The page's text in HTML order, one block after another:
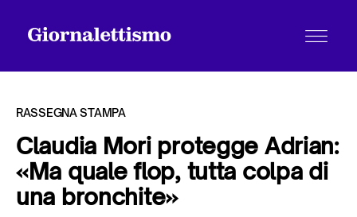
Tutti gli articoli
RASSEGNA STAMPA
Claudia Mori protegge Adrian:
«Ma quale flop, tutta colpa di
una bronchite»